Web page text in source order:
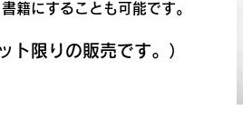
籍にすることも可能です。
ト限りの販売です。）